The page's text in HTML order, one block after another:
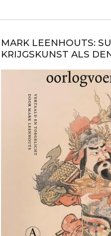
MARK LEENHOUTS:
KRIJGSKUNST ALS